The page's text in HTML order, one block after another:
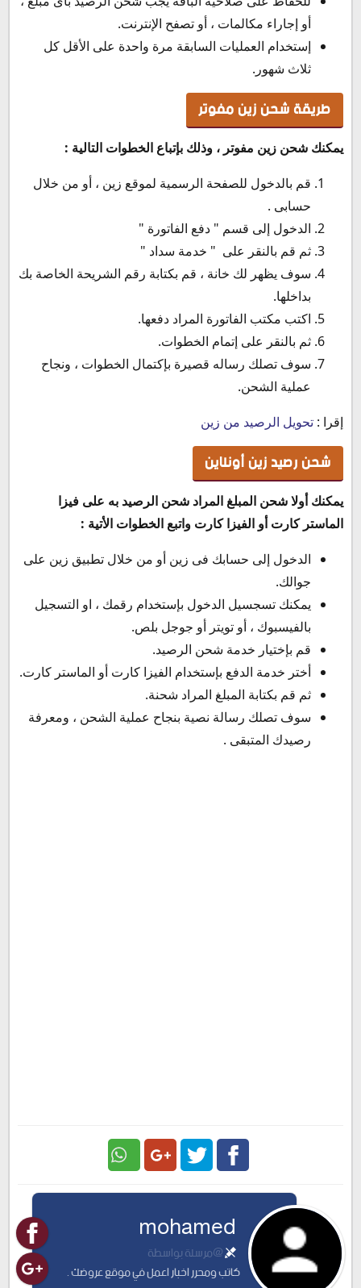
أو إجاراء مكالمات ، أو تصفح الإنترنت.
إستخدام العمليات السابقة مرة واحدة على الأقل كل
ثلاث شهور.
طريقة شحن زين مفوتر
يمكنك شحن زين مفوتر ، وذلك بإتباع الخطوات التالية :
قم بالدخول للصفحة الرسمية لموقع زين ، أو من خلال
حسابى .
الدخول إلى قسم " دفع الفاتورة "
ثم قم بالنقر على " خدمة سداد "
سوف يظهر لك خانة ، قم بكتابة رقم الشريحة الخاصة بك
بداخلها.
اكتب مكتب الفاتورة المراد دفعها.
ثم بالنقر على إتمام الخطوات.
سوف تصلك رساله قصيرة بإكتمال الخطوات ، ونجاح
عملية الشحن.
إقرا : تحويل الرصيد من زين
شحن رصيد زين أونلاين
يمكنك أولا شحن المبلغ المراد شحن الرصيد به على فيزا
الماستر كارت أو الفيزا كارت واتبع الخطوات الأتية :
الدخول إلى حسابك فى زين أو من خلال تطبيق زين على
جوالك.
يمكنك تسجسيل الدخول بإستخدام رقمك ، او التسجيل
بالفيسبوك ، أو تويتر أو جوجل بلص.
قم بإختيار خدمة شحن الرصيد.
أختر خدمة الدفع بإستخدام الفيزا كارت أو الماستر كارت.
ثم قم بكتابة المبلغ المراد شحنة.
سوف تصلك رسالة نصية بنجاح عملية الشحن ، ومعرفة
رصيدك المتبقى .
Plus
mohamed
@مرسلة بواسطة
كاتب ومحرر اخبار اعمل في موقع عروضك .